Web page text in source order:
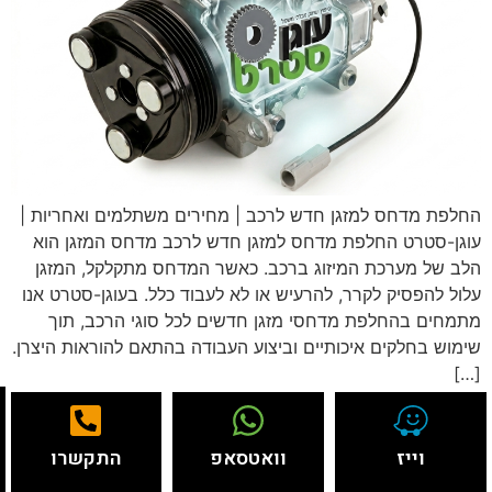
החלפת מדחס למזגן חדש לרכב | מחירים משתלמים ואחריות |
עוגן-סטרט החלפת מדחס למזגן חדש לרכב מדחס המזגן הוא
הלב של מערכת המיזוג ברכב. כאשר המדחס מתקלקל, המזגן
עלול להפסיק לקרר, להרעיש או לא לעבוד כלל. בעוגן-סטרט אנו
מתמחים בהחלפת מדחסי מזגן חדשים לכל סוגי הרכב, תוך
שימוש בחלקים איכותיים וביצוע העבודה בהתאם להוראות היצרן.
[…]
וייז וואטסאפ התקשרו